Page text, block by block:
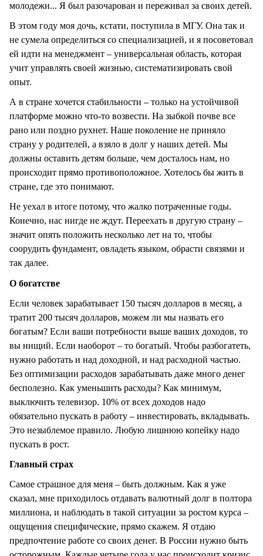
молодежи... Я был разочарован и переживал за своих детей.
В этом году моя дочь, кстати, поступила в МГУ. Она так и
не сумела определиться со специализацией, и я посоветовал
ей идти на менеджмент – универсальная область, которая
учит управлять своей жизнью, систематизировать свой
опыт.
А в стране хочется стабильности – только на устойчивой
платформе можно что-то возвести. На зыбкой почве все
рано или поздно рухнет. Наше поколение не приняло
страну у родителей, а взяло в долг у наших детей. Мы
должны оставить детям больше, чем досталось нам, но
происходит прямо противоположное. Хотелось бы жить в
стране, где это понимают.
Не уехал в итоге потому, что жалко потраченные годы.
Конечно, нас нигде не ждут. Переехать в другую страну –
значит опять положить несколько лет на то, чтобы
соорудить фундамент, овладеть языком, обрасти связями и
так далее.
О богатстве
Если человек зарабатывает 150 тысяч долларов в месяц, а
тратит 200 тысяч долларов, можем ли мы назвать его
богатым? Если ваши потребности выше ваших доходов, то
вы нищий. Если наоборот – то богатый. Чтобы разбогатеть,
нужно работать и над доходной, и над расходной частью.
Без оптимизации расходов зарабатывать даже много денег
бесполезно. Как уменьшить расходы? Как минимум,
выключить телевизор. 10% от всех доходов надо
обязательно пускать в работу – инвестировать, вкладывать.
Это незыблемое правило. Любую лишнюю копейку надо
пускать в рост.
Главный страх
Самое страшное для меня – быть должным. Как я уже
сказал, мне приходилось отдавать валютный долг в полтора
миллиона, и наблюдать в такой ситуации за ростом курса –
ощущения специфические, прямо скажем. Я отдаю
предпочтение работе со своих денег. В России нужно быть